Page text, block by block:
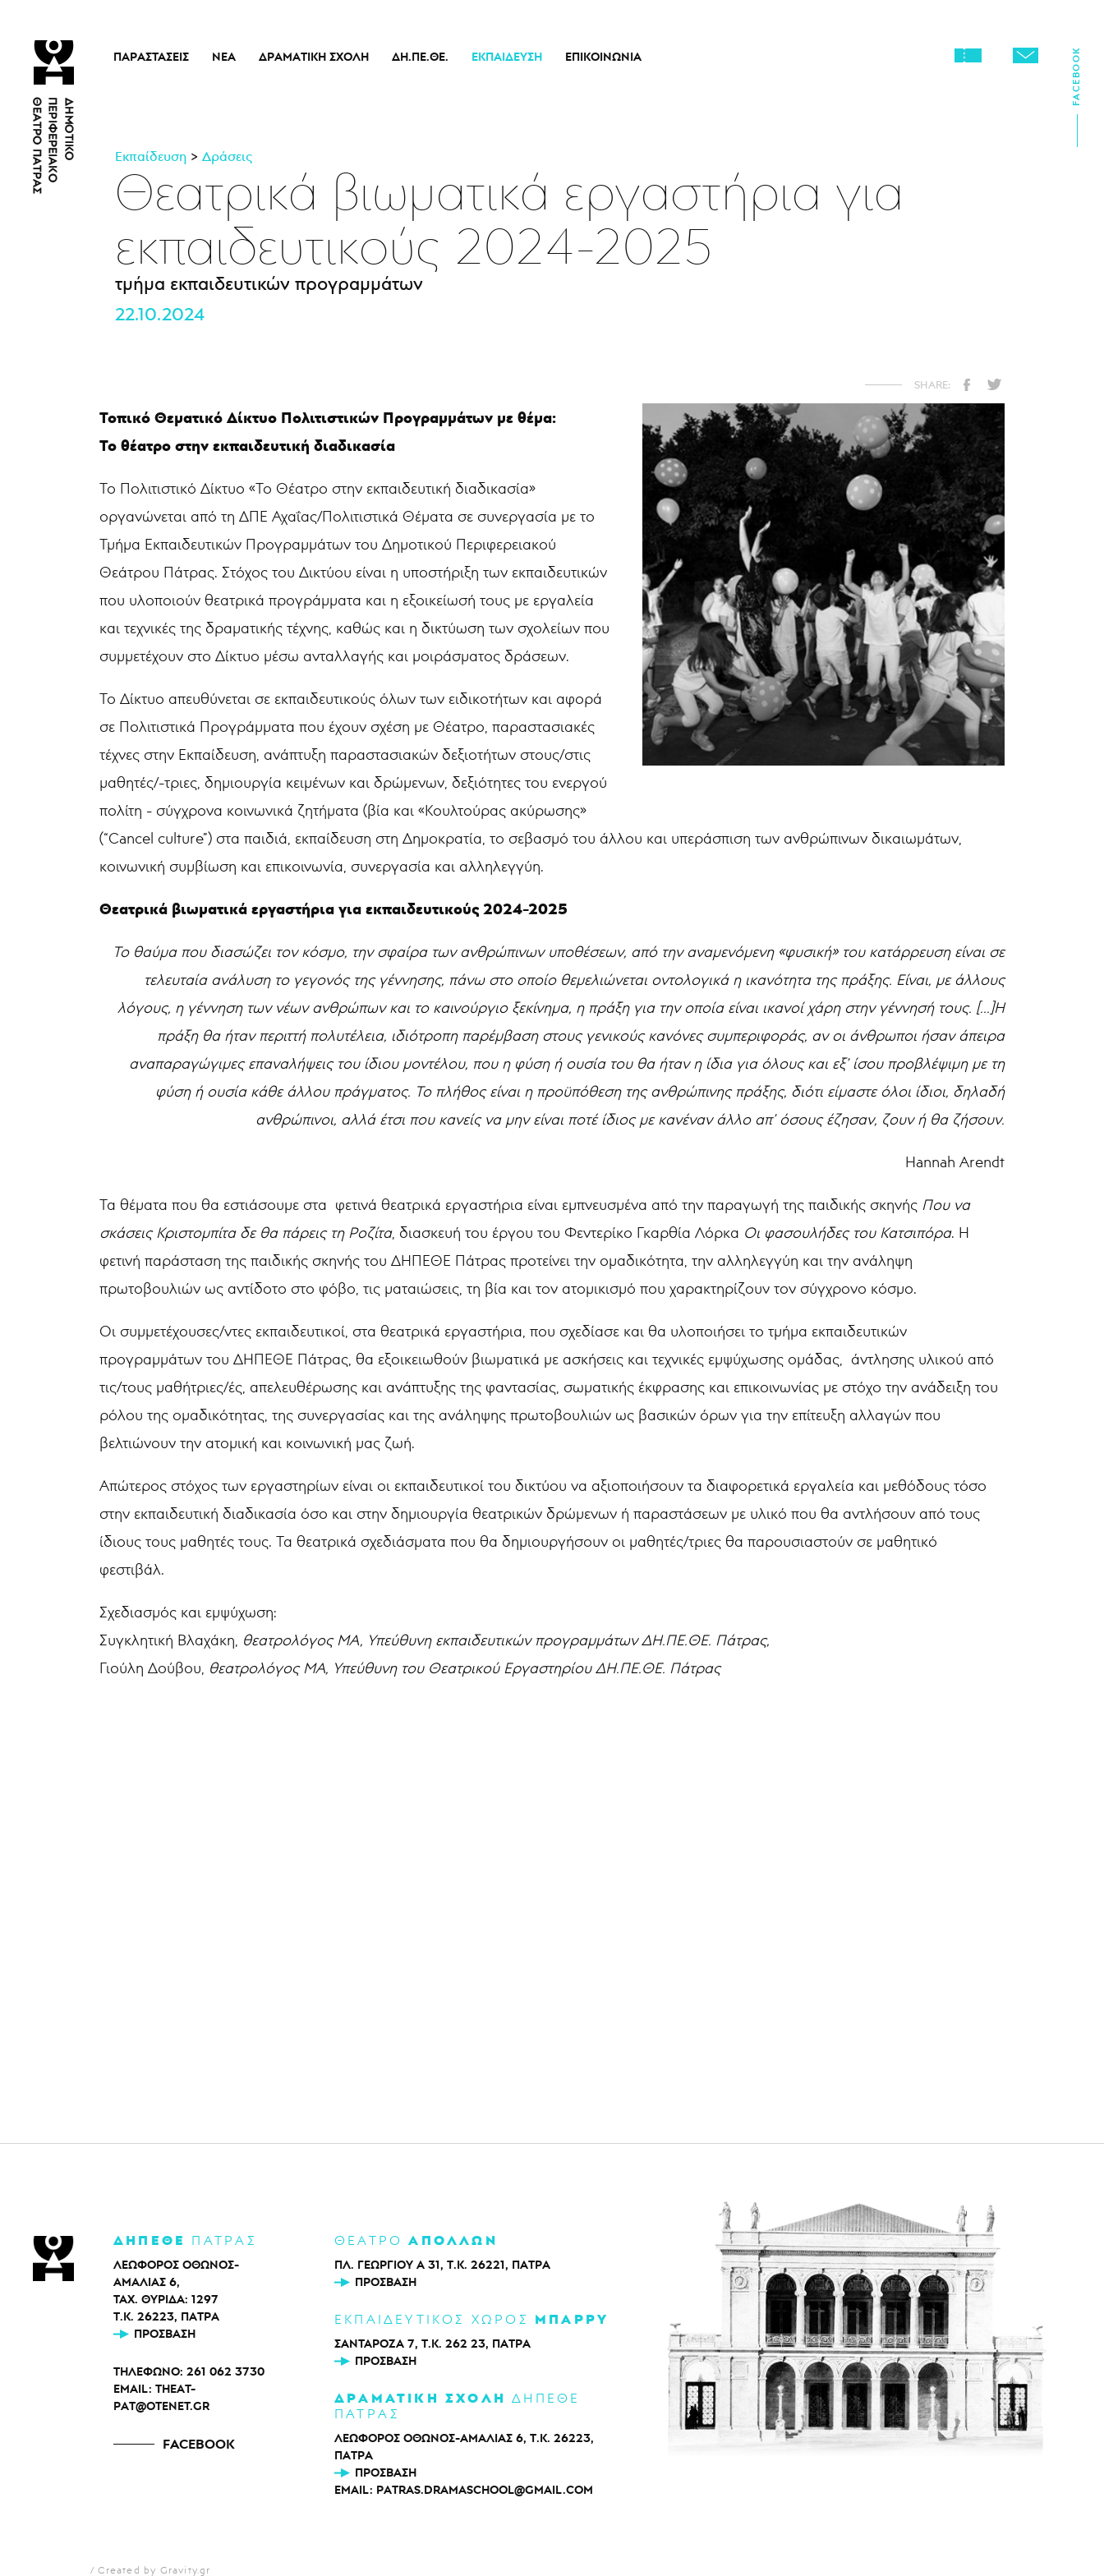
ΠΑΡΑΣΤΆΣΕΙΣ ΝΈΑ ΔΡΑΜΑΤΙΚΉ ΣΧΟΛΉ ΔΗ.ΠΕ.ΘΕ.
Αποφάσεις Δ.Σ.
Ποιοί Είμαστε
Μπάρρυ
Απόλλων
ΕΚΠΑΊΔΕΥΣΗ ΕΠΙΚΟΙΝΩΝΊΑ FACEBOOK
Εκπαίδευση Δράσεις
Θεατρικά βιωματικά εργαστήρια για
εκπαιδευτικούς 2024-2025
τμήμα εκπαιδευτικών προγραμμάτων
22.10.2024
Τοπικό Θεματικό Δίκτυο Πολιτιστικών Προγραμμάτων με θέμα:
Το θέατρο στην εκπαιδευτική διαδικασία
Το Πολιτιστικό Δίκτυο «Το Θέατρο στην εκπαιδευτική διαδικασία»
οργανώνεται από τη ΔΠΕ Αχαΐας/Πολιτιστικά Θέματα σε συνεργασία με το
Τμήμα Εκπαιδευτικών Προγραμμάτων του Δημοτικού Περιφερειακού
Θεάτρου Πάτρας. Στόχος του Δικτύου είναι η υποστήριξη των εκπαιδευτικών
που υλοποιούν θεατρικά προγράμματα και η εξοικείωσή τους με εργαλεία
και τεχνικές της δραματικής τέχνης, καθώς και η δικτύωση των σχολείων που
συμμετέχουν στο Δίκτυο μέσω ανταλλαγής και μοιράσματος δράσεων.
Το Δίκτυο απευθύνεται σε εκπαιδευτικούς όλων των ειδικοτήτων και αφορά
σε Πολιτιστικά Προγράμματα που έχουν σχέση με Θέατρο, παραστασιακές
τέχνες στην Εκπαίδευση, ανάπτυξη παραστασιακών δεξιοτήτων στους/στις
μαθητές/-τριες, δημιουργία κειμένων και δρώμενων, δεξιότητες του ενεργού
πολίτη - σύγχρονα κοινωνικά ζητήματα (βία και «Κουλτούρας ακύρωσης»
(“Cancel culture”) στα παιδιά, εκπαίδευση στη Δημοκρατία, το σεβασμό του άλλου και υπεράσπιση των ανθρώπινων δικαιωμάτων,
κοινωνική συμβίωση και επικοινωνία, συνεργασία και αλληλεγγύη.
Θεατρικά βιωματικά εργαστήρια για εκπαιδευτικούς 2024-2025
Το θαύμα που διασώζει τον κόσμο, την σφαίρα των ανθρώπινων υποθέσεων, από την αναμενόμενη «φυσική» του κατάρρευση είναι σε
τελευταία ανάλυση το γεγονός της γέννησης, πάνω στο οποίο θεμελιώνεται οντολογικά η ικανότητα της πράξης. Είναι, με άλλους
λόγους, η γέννηση των νέων ανθρώπων και το καινούργιο ξεκίνημα, η πράξη για την οποία είναι ικανοί χάρη στην γέννησή τους. [...]Η
πράξη θα ήταν περιττή πολυτέλεια, ιδιότροπη παρέμβαση στους γενικούς κανόνες συμπεριφοράς, αν οι άνθρωποι ήσαν άπειρα
αναπαραγώγιμες επαναλήψεις του ίδιου μοντέλου, που η φύση ή ουσία του θα ήταν η ίδια για όλους και εξ’ ίσου προβλέψιμη με τη
φύση ή ουσία κάθε άλλου πράγματος. Το πλήθος είναι η προϋπόθεση της ανθρώπινης πράξης, διότι είμαστε όλοι ίδιοι, δηλαδή
ανθρώπινοι, αλλά έτσι που κανείς να μην είναι ποτέ ίδιος με κανέναν άλλο απ’ όσους έζησαν, ζουν ή θα ζήσουν.
Hannah Arendt
Τα θέματα που θα εστιάσουμε στα φετινά θεατρικά εργαστήρια είναι εμπνευσμένα από την παραγωγή της παιδικής σκηνής Που να
σκάσεις Κριστομπίτα δε θα πάρεις τη Ροζίτα, διασκευή του έργου του Φεντερίκο Γκαρθία Λόρκα Οι φασουλήδες του Κατσιπόρα. Η
φετινή παράσταση της παιδικής σκηνής του ΔΗΠΕΘΕ Πάτρας προτείνει την ομαδικότητα, την αλληλεγγύη και την ανάληψη
πρωτοβουλιών ως αντίδοτο στο φόβο, τις ματαιώσεις, τη βία και τον ατομικισμό που χαρακτηρίζουν τον σύγχρονο κόσμο.
Οι συμμετέχουσες/ντες εκπαιδευτικοί, στα θεατρικά εργαστήρια, που σχεδίασε και θα υλοποιήσει το τμήμα εκπαιδευτικών
προγραμμάτων του ΔΗΠΕΘΕ Πάτρας, θα εξοικειωθούν βιωματικά με ασκήσεις και τεχνικές εμψύχωσης ομάδας, άντλησης υλικού από
τις/τους μαθήτριες/ές, απελευθέρωσης και ανάπτυξης της φαντασίας, σωματικής έκφρασης και επικοινωνίας με στόχο την ανάδειξη του
ρόλου της ομαδικότητας, της συνεργασίας και της ανάληψης πρωτοβουλιών ως βασικών όρων για την επίτευξη αλλαγών που
βελτιώνουν την ατομική και κοινωνική μας ζωή.
Απώτερος στόχος των εργαστηρίων είναι οι εκπαιδευτικοί του δικτύου να αξιοποιήσουν τα διαφορετικά εργαλεία και μεθόδους τόσο
στην εκπαιδευτική διαδικασία όσο και στην δημιουργία θεατρικών δρώμενων ή παραστάσεων με υλικό που θα αντλήσουν από τους
ίδιους τους μαθητές τους. Τα θεατρικά σχεδιάσματα που θα δημιουργήσουν οι μαθητές/τριες θα παρουσιαστούν σε μαθητικό
φεστιβάλ.
Σχεδιασμός και εμψύχωση:
Συγκλητική Βλαχάκη, θεατρολόγος MA, Υπεύθυνη εκπαιδευτικών προγραμμάτων ΔΗ.ΠΕ.ΘΕ. Πάτρας,
Γιούλη Δούβου, θεατρολόγος ΜΑ, Υπεύθυνη του Θεατρικού Εργαστηρίου ΔΗ.ΠΕ.ΘΕ. Πάτρας
ΔΗΠΕΘΕ ΠΑΤΡΑΣ
ΛΕΩΦΟΡΟΣ ΟΘΩΝΟΣ-
ΑΜΑΛΙΑΣ 6,
ΤΑΧ. ΘΥΡΙΔΑ: 1297
Τ.Κ. 26223, ΠΑΤΡΑ
ΠΡΌΣΒΑΣΗ
ΤΗΛΕΦΩΝΟ: 261 062 3730
EMAIL: THEAT-
PAT@OTENET.GR
FACEBOOK
ΘΕΑΤΡΟΑΠΟΛΛΩΝ
ΠΛ. ΓΕΩΡΓΙΟΥ Α 31, Τ.Κ. 26221, ΠΑΤΡΑ
ΠΡΌΣΒΑΣΗ
ΕΚΠΑΙΔΕΥΤΙΚΟΣ ΧΩΡΟΣ ΜΠΑΡΡΥ
ΣΑΝΤΑΡΟΖΑ 7, Τ.Κ. 262 23, ΠΑΤΡΑ
ΠΡΌΣΒΑΣΗ
ΔΡΑΜΑΤΙΚΗ ΣΧΟΛΗ ΔΗΠΕΘΕ
ΠΑΤΡΑΣ
ΛΕΩΦΟΡΟΣ ΟΘΩΝΟΣ-ΑΜΑΛΙΑΣ 6, Τ.Κ. 26223,
ΠΑΤΡΑ
ΠΡΌΣΒΑΣΗ
EMAIL: PATRAS.DRAMASCHOOL@GMAIL.COM
Created by Gravity.gr